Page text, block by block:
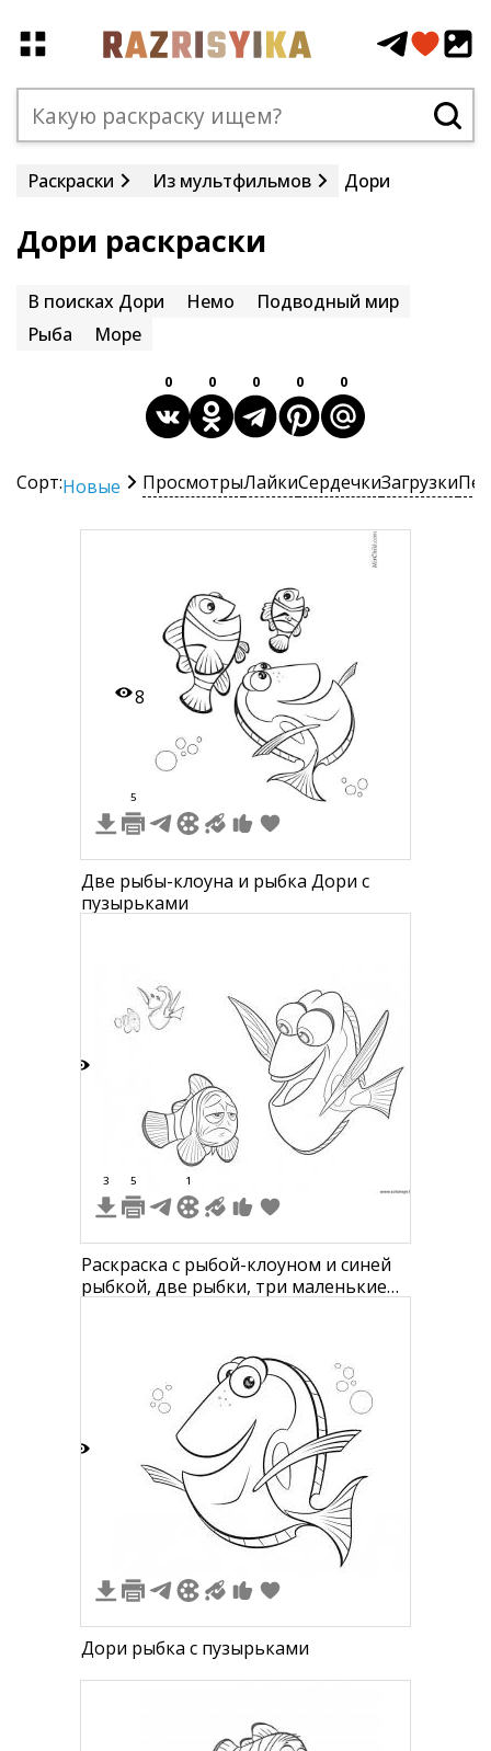
Раскраски Из мультфильмов Дори
Дори раскраски
В поисках Дори Немо
Подводный мир
Рыба
Море
0 0 0 0 0
Сорт:Новые ПросмотрыЛайкиСердечкиЗагрузки
8
5
Две рыбы-клоуна и рыбка Дори с
пузырьками
3 5 1
Раскраска с рыбой-клоуном и синей
рыбкой, две рыбки, три маленькие
Дори рыбка с пузырьками